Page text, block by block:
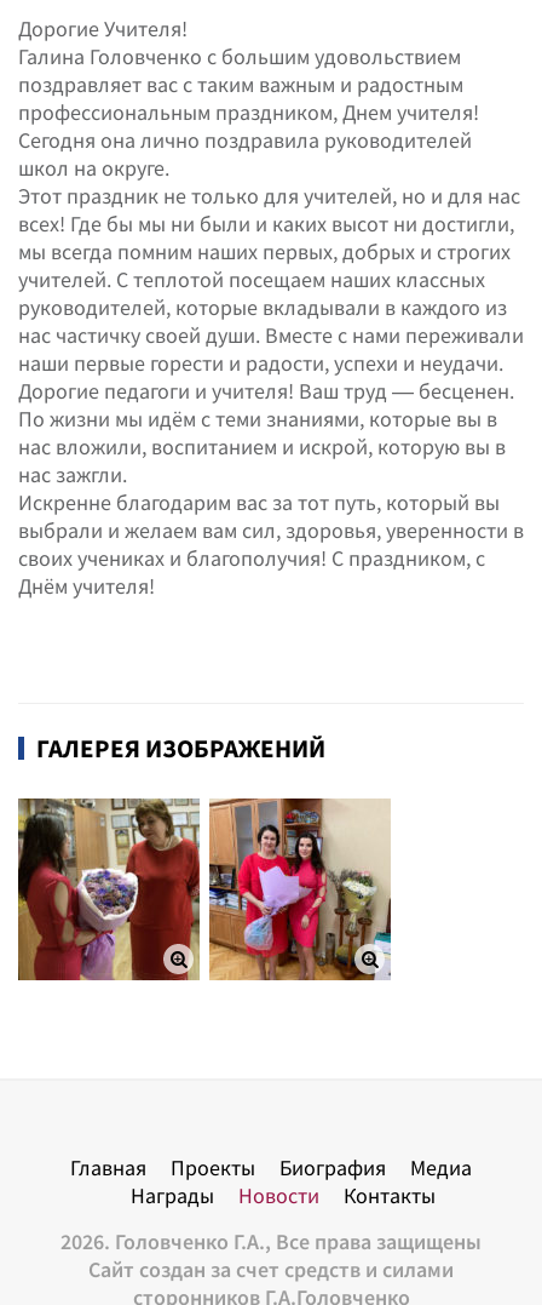
Дорогие Учителя!
Галина Головченко с большим удовольствием
поздравляет вас с таким важным и радостным
профессиональным праздником, Днем учителя!
Сегодня она лично поздравила руководителей
школ на округе.
Этот праздник не только для учителей, но и для нас
всех! Где бы мы ни были и каких высот ни достигли,
мы всегда помним наших первых, добрых и строгих
учителей. С теплотой посещаем наших классных
руководителей, которые вкладывали в каждого из
нас частичку своей души. Вместе с нами переживали
наши первые горести и радости, успехи и неудачи.
Дорогие педагоги и учителя! Ваш труд — бесценен.
По жизни мы идём с теми знаниями, которые вы в
нас вложили, воспитанием и искрой, которую вы в
нас зажгли.
Искренне благодарим вас за тот путь, который вы
выбрали и желаем вам сил, здоровья, уверенности в
своих учениках и благополучия! С праздником, с
Днём учителя!
ГАЛЕРЕЯ ИЗОБРАЖЕНИЙ
2026. Головченко Г.А., Все права защищены
Сайт создан за счет средств и силами
сторонников Г.А.Головченко
Главная Проекты Биография
Медиа
Награды
Новости Контакты